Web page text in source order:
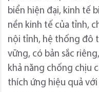
biển hiện đại, kinh tế
nền kinh tế của tỉnh,
nội tỉnh, hệ thống đô
vững, có bản sắc
khả năng chống chịu
thích ứng hiệu quả